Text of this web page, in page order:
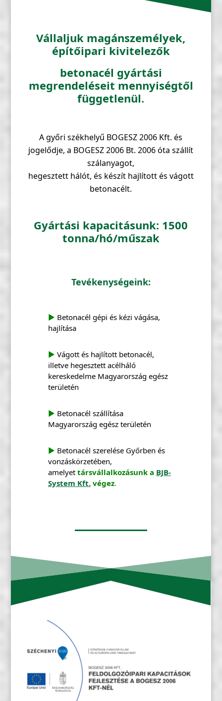
Vállaljuk magánszemélyek,
építőipari kivitelezők
betonacél gyártási
megrendeléseit mennyiségtől
függetlenül.
A győri székhelyű BOGESZ 2006 Kft. és
jogelődje, a BOGESZ 2006 Bt. 2006 óta szállít
szálanyagot,
hegesztett hálót, és készít hajlított és vágott
betonacélt.
Gyártási kapacitásunk: 1500
tonna/hó/műszak
Tevékenységeink:
▶ Betonacél gépi és kézi vágása,
hajlítása
▶ Vágott és hajlított betonacél,
illetve hegesztett acélháló
kereskedelme Magyarország egész
területén
▶ Betonacél szállítása
Magyarország egész területén
▶ Betonacél szerelése Győrben és
vonzáskörzetében,
amelyet társvállalkozásunk a BJB-
System Kft.végez.